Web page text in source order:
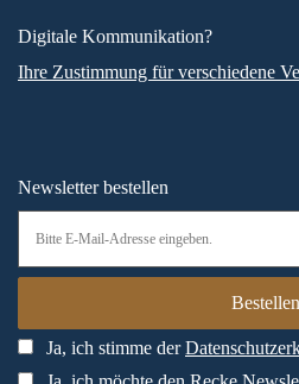
Digitale Kommunikation?
Ihre Zustimmung für verschiedene
Newsletter bestellen
Ja, ich stimme der